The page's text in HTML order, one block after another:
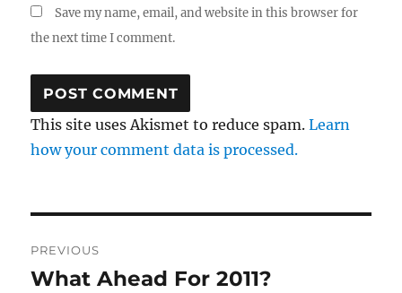
Save my name, email, and website in this browser for
the next time I comment.
This site uses Akismet to reduce spam.Learn
how your comment data is processed.
navigation
PREVIOUS
Previous
What Ahead For 2011?